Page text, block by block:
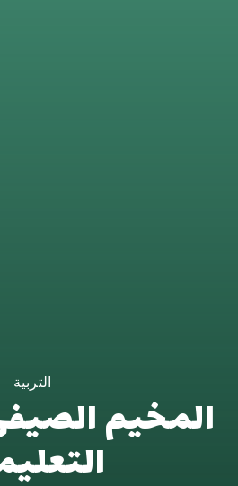
التربية
المخيم